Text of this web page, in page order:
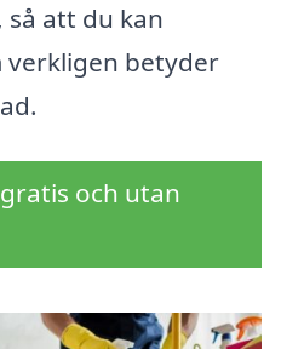
att du kan
verkligen betyder
och utan